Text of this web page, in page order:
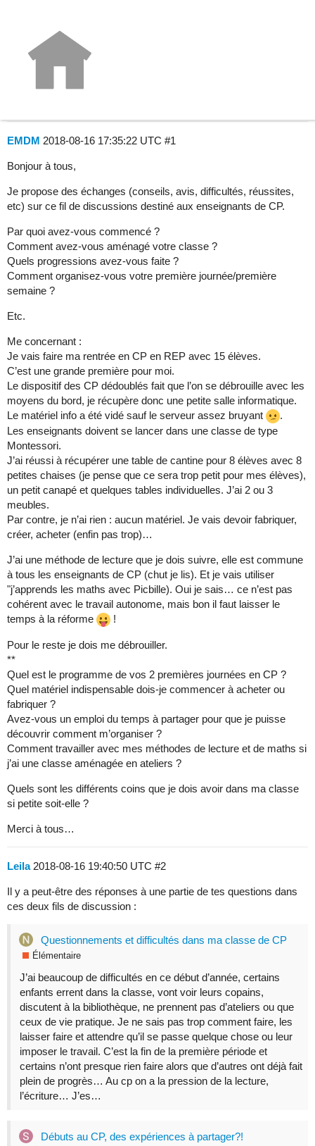
Groupe de discussion : se lancer
EMDM 2018-08-16 17:35:22 UTC #1
Bonjour à tous,
Je propose des échanges (conseils, avis, difficultés, réussites,
etc) sur ce fil de discussions destiné aux enseignants de CP.
Par quoi avez-vous commencé ?
Comment avez-vous aménagé votre classe ?
Quels progressions avez-vous faite ?
Comment organisez-vous votre première journée/première
semaine ?
Etc.
Me concernant :
Je vais faire ma rentrée en CP en REP avec 15 élèves.
C’est une grande première pour moi.
Le dispositif des CP dédoublés fait que l’on se débrouille avec les
moyens du bord, je récupère donc une petite salle informatique.
Le matériel info a été vidé sauf le serveur assez bruyant
.
Les enseignants doivent se lancer dans une classe de type
Montessori.
J’ai réussi à récupérer une table de cantine pour 8 élèves avec 8
petites chaises (je pense que ce sera trop petit pour mes élèves),
un petit canapé et quelques tables individuelles. J’ai 2 ou 3
meubles.
Par contre, je n’ai rien : aucun matériel. Je vais devoir fabriquer,
créer, acheter (enfin pas trop)…
J’ai une méthode de lecture que je dois suivre, elle est commune
à tous les enseignants de CP (chut je lis). Et je vais utiliser
"j’apprends les maths avec Picbille). Oui je sais… ce n’est pas
cohérent avec le travail autonome, mais bon il faut laisser le
temps à la réforme
!
Pour le reste je dois me débrouiller.
**
Quel est le programme de vos 2 premières journées en CP ?
Quel matériel indispensable dois-je commencer à acheter ou
fabriquer ?
Avez-vous un emploi du temps à partager pour que je puisse
découvrir comment m’organiser ?
Comment travailler avec mes méthodes de lecture et de maths si
j’ai une classe aménagée en ateliers ?
Quels sont les différents coins que je dois avoir dans ma classe
si petite soit-elle ?
Merci à tous…
Leila 2018-08-16 19:40:50 UTC #2
Il y a peut-être des réponses à une partie de tes questions dans
ces deux fils de discussion :
Questionnements et difficultés dans ma classe de CP
Élémentaire
J’ai beaucoup de difficultés en ce début d’année, certains
enfants errent dans la classe, vont voir leurs copains,
discutent à la bibliothèque, ne prennent pas d’ateliers ou que
ceux de vie pratique. Je ne sais pas trop comment faire, les
laisser faire et attendre qu’il se passe quelque chose ou leur
imposer le travail. C’est la fin de la première période et
certains n’ont presque rien faire alors que d’autres ont déjà fait
plein de progrès… Au cp on a la pression de la lecture,
l’écriture… J’es…
Débuts au CP, des expériences à partager?!